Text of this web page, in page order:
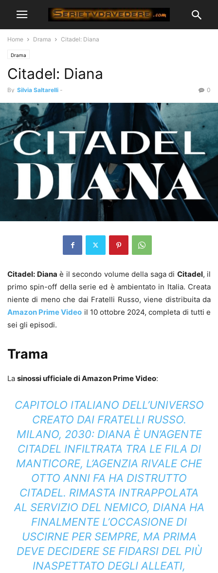
Home Drama Citadel: Diana
Drama
Citadel: Diana
By Silvia Saltarelli - 0
Citadel: Diana è il secondo volume della saga di Citadel, il
primo spin-off della serie ed è ambientato in Italia. Creata
niente di meno che dai Fratelli Russo, viene distribuita da
Amazon Prime Video il 10 ottobre 2024, completa di tutti e
sei gli episodi.
Trama
La sinossi ufficiale di Amazon Prime Video:
CAPITOLO ITALIANO DELL’UNIVERSO
CREATO DAI FRATELLI RUSSO.
MILANO, 2030: DIANA È UN’AGENTE
CITADEL INFILTRATA TRA LE FILA DI
MANTICORE, L’AGENZIA RIVALE CHE
OTTO ANNI FA HA DISTRUTTO
CITADEL. RIMASTA INTRAPPOLATA
AL SERVIZIO DEL NEMICO, DIANA HA
FINALMENTE L’OCCASIONE DI
USCIRNE PER SEMPRE, MA PRIMA
DEVE DECIDERE SE FIDARSI DEL PIÙ
INASPETTATO DEGLI ALLEATI,